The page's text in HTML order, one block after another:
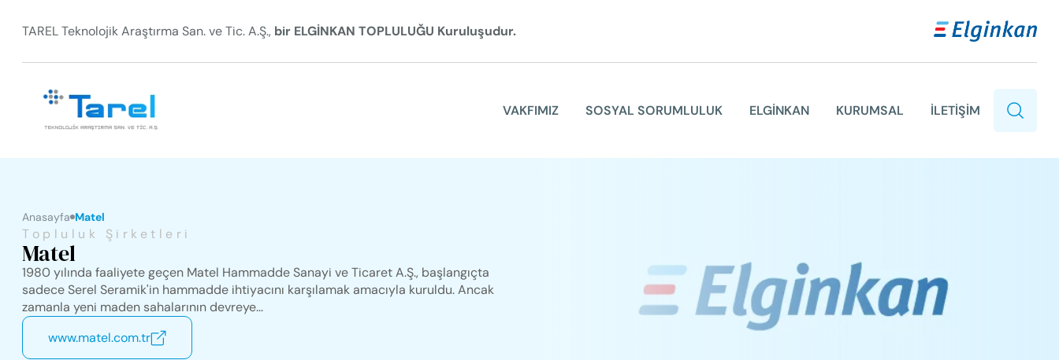
TAREL Teknolojik Araştırma San. ve Tic. A.Ş., bir ELGİNKAN TOPLULUĞU Kuruluşudur.
VAKFIMIZ SOSYAL SORUMLULUK ELGİNKAN KURUMSAL İLETİŞİM
KURUMSAL
Anasayfa Matel
Topluluk Şirketleri
Matel
1980 yılında faaliyete geçen Matel Hammadde Sanayi ve Ticaret A.Ş., başlangıçta
sadece Serel Seramik'in hammadde ihtiyacını karşılamak amacıyla kuruldu. Ancak
zamanla yeni maden sahalarının devreye...
www.matel.com.tr